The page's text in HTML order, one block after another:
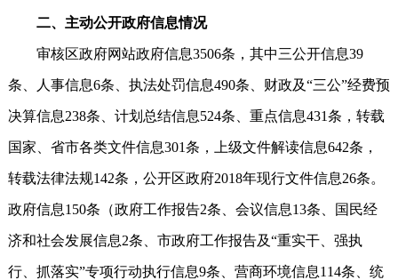
二、主动公开政府信息情况
审核区政府网站政府信息3506条，其中三公开信息39
条、人事信息6条、执法处罚信息490条、财政及“三公”经费预
决算信息238条、计划总结信息524条、重点信息431条，转载
国家、省市各类文件信息301条，上级文件解读信息642条，
转载法律法规142条，公开区政府2018年现行文件信息26条。
政府信息150条（政府工作报告2条、会议信息13条、国民经
济和社会发展信息2条、市政府工作报告及“重实干、强执
行、抓落实”专项行动执行信息9条、营商环境信息114条、统